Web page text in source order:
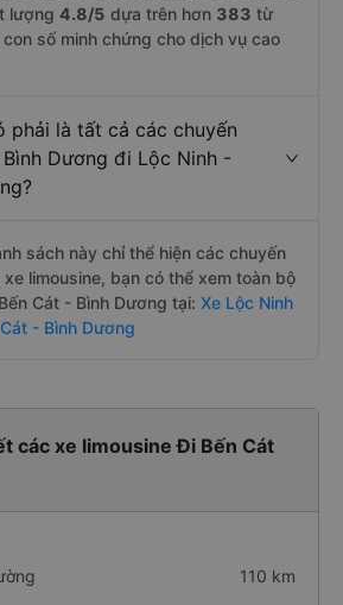
lượng 4.8/5 dựa trên hơn 383 từ
số minh chứng cho dịch vụ cao
phải là tất cả các chuyến
Dương đi Lộc Ninh -
sách này chỉ thể hiện các chuyến
limousine, bạn có thể xem toàn bộ
Cát - Bình Dương tại: Xe Lộc Ninh
- Bình Dương
các xe limousine Đi Bến Cát
110 km